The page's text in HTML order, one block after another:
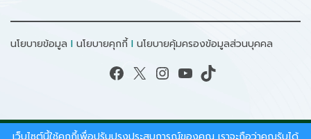
นโยบายข้อมูล I นโยบายคุกกี้ I นโยบายคุ้มครองข้อมูลส่วนบุคคล
Facebook X Instagram YouTube TikTok